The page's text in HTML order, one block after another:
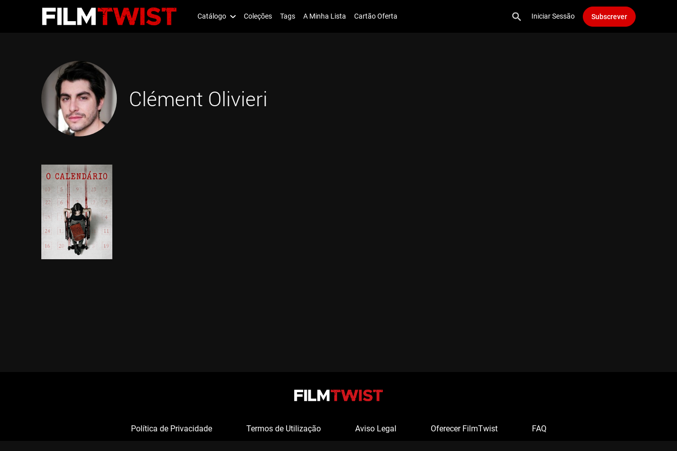
Catálogo Coleções Tags A Minha Lista Cartão Oferta Iniciar Sessão Subscrever
Clément Olivieri
Política de Privacidade Termos de Utilização Aviso Legal Oferecer FilmTwist FAQ